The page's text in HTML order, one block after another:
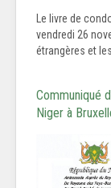
Le livre de
vendredi 26
étrangères et
Communiqué
Niger à